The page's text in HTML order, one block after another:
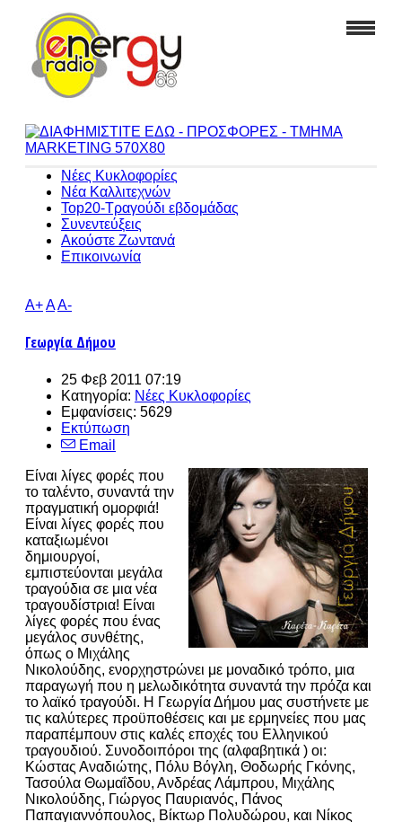
Νέες Κυκλοφορίες
Νέα Καλλιτεχνών
Top20-Τραγούδι εβδομάδας
Συνεντεύξεις
Ακούστε Ζωντανά
Επικοινωνία
A+AA-
Γεωργία Δήμου
25 Φεβ 2011 07:19
Κατηγορία: Νέες Κυκλοφορίες
Εμφανίσεις: 5629
Εκτύπωση
Email
Είναι λίγες φορές που
το ταλέντο, συναντά την
πραγματική ομορφιά!
Είναι λίγες φορές που
καταξιωμένοι
δημιουργοί,
εμπιστεύονται μεγάλα
τραγούδια σε μια νέα
τραγουδίστρια! Είναι
λίγες φορές που ένας
μεγάλος συνθέτης,
όπως ο Μιχάλης
Νικολούδης, ενορχηστρώνει με μοναδικό τρόπο, μια
παραγωγή που η μελωδικότητα συναντά την πρόζα και
το λαϊκό τραγούδι. Η Γεωργία Δήμου μας συστήνετε με
τις καλύτερες προϋποθέσεις και με ερμηνείες που μας
παραπέμπουν στις καλές εποχές του Ελληνικού
τραγουδιού. Συνοδοιπόροι της (αλφαβητικά ) οι:
Κώστας Αναδιώτης, Πόλυ Βόγλη, Θοδωρής Γκόνης,
Τασούλα Θωμαΐδου, Ανδρέας Λάμπρου, Μιχάλης
Νικολούδης, Γιώργος Παυριανός, Πάνος
Παπαγιαννόπουλος, Βίκτωρ Πολυδώρου, και Νίκος